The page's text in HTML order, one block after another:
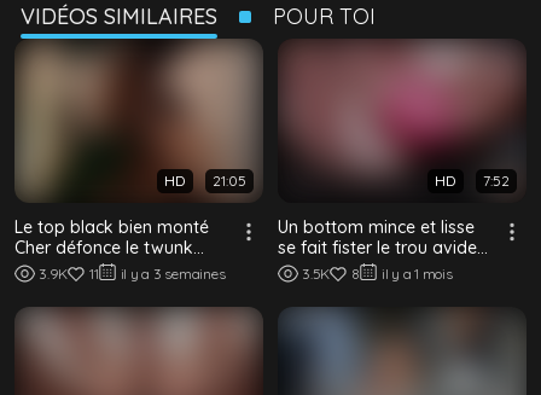
VIDÉOS SIMILAIRES POUR TOI
HD 21:05
Le top black bien monté
Cher défonce le twunk
mince et tatoué Gonzales
sans capote
3.9K 11 il y a 3 semaines
HD 7:52
Un bottom mince et lisse
se fait fister le trou avide
en profondeur par un top
bla...
3.5K 8 il y a 1 mois